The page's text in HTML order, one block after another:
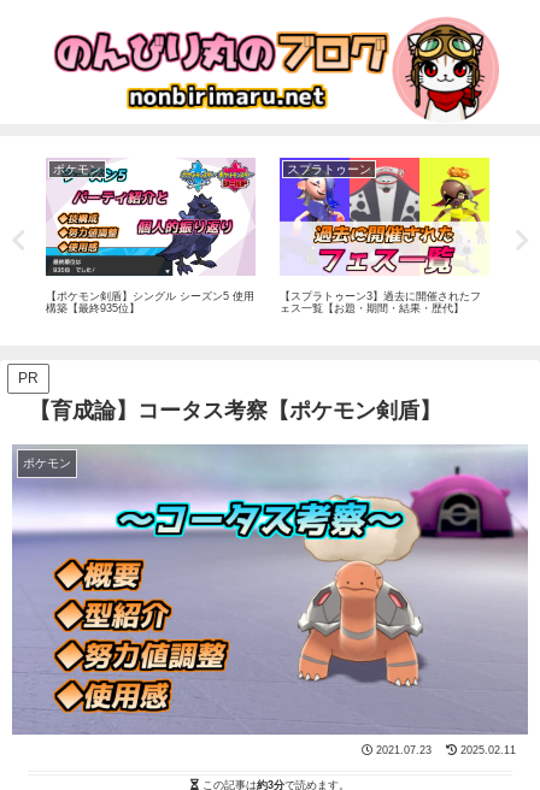
ポケモン
【ポケモン剣盾】シングル シーズン5 使用
構築【最終935位】
スプラトゥーン
【スプラトゥーン3】過去に開催されたフ
ェス一覧【お題・期間・結果・歴代】
PR
【育成論】コータス考察【ポケモン剣盾】
ポケモン
2021.07.23 2025.02.11
この記事は約3分で読めます。